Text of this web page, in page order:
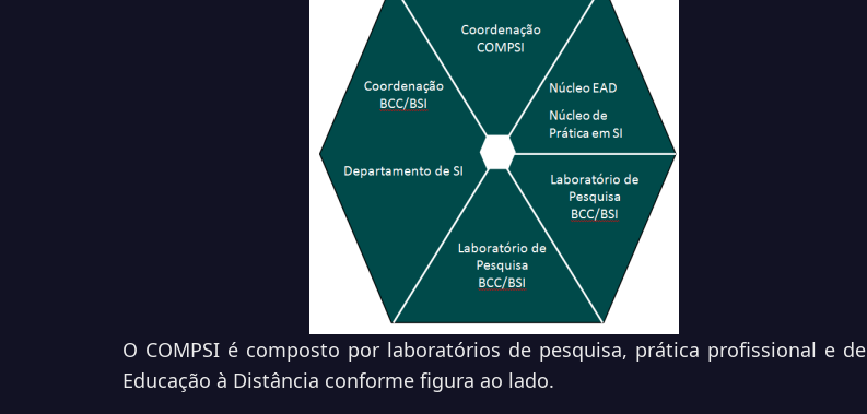
O COMPSI é composto por laboratórios de pesquisa, prática profissional e de
Educação à Distância conforme figura ao lado.